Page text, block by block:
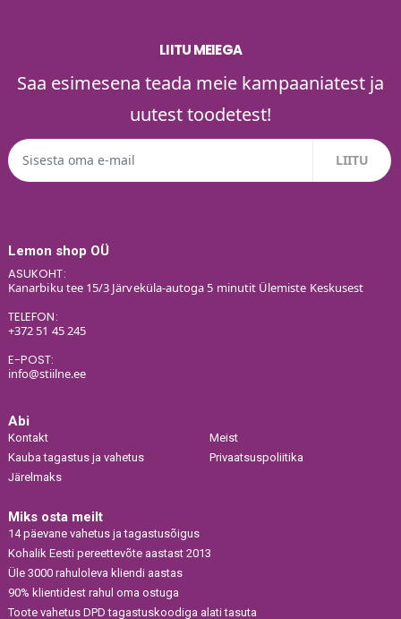
LIITU MEIEGA
Saa esimesena teada meie kampaaniatest ja
uutest toodetest!
Lemon shop OÜ
ASUKOHT:
Kanarbiku tee 15/3 Järveküla-autoga 5 minutit Ülemiste Keskusest
TELEFON:
+372 51 45 245
E-POST:
info@stiilne.ee
Abi
Kontakt
Kauba tagastus ja vahetus
Järelmaks
Meist
Privaatsuspoliitika
Miks osta meilt
14 päevane vahetus ja tagastusõigus
Kohalik Eesti pereettevõte aastast 2013
Üle 3000 rahuloleva kliendi aastas
90% klientidest rahul oma ostuga
Toote vahetus DPD tagastuskoodiga alati tasuta